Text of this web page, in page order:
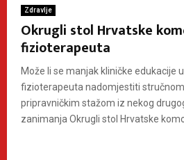
Zdravlje
Okrugli stol Hrvatske
fizioterapeuta
Može li se manjak kliničke edukacije
fizioterapeuta nadomjestiti
pripravničkim stažom iz nekog
zanimanja Okrugli stol Hrvatske